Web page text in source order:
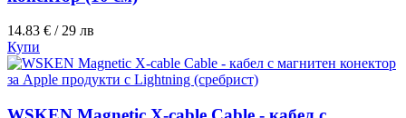
14.83 € / 29 лв
Купи